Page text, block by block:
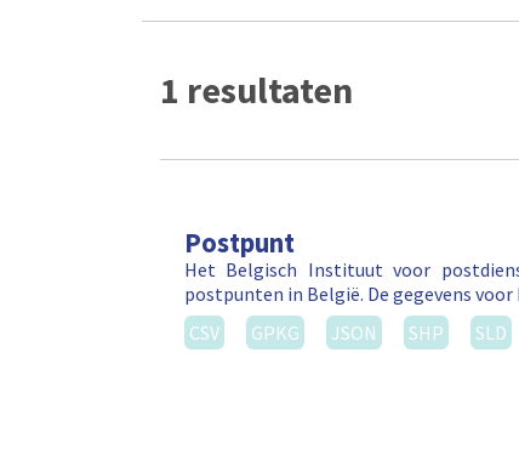
1 resultaten
Postpunt
Het Belgisch Instituut voor
postpunten in België. De gegevens
CSV
GPKG JSON SHP SLD